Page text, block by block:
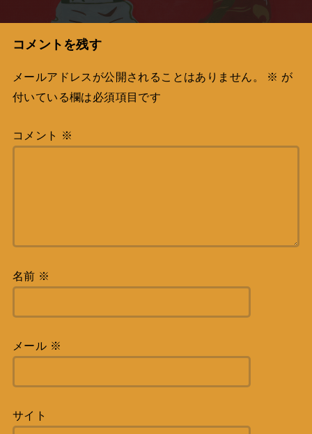
コメントを残す
メールアドレスが公開されることはありません。 ※ が
付いている欄は必須項目です
コメント ※
名前 ※
メール ※
サイト